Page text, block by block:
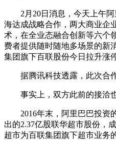
2月20日消息，今天上午阿
海达成战略合作，两大商业企
术，在全业态融合创新等六个
费者提供随时随地多场景的新
集团旗下百联股份今日拉升涨停
据腾讯科技透露，此次合作
事实上，双方此前的接洽也
2016年末，阿里巴巴投资
出的2.37亿股联华超市股份，
超市为百联集团旗下超市业务